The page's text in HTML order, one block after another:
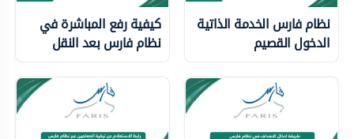
نظام فارس الخدمة الذاتية
الدخول القصيم
كيفية رفع المباشرة في
نظام فارس بعد النقل